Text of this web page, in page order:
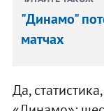
"Динамо"
матчах
Да,